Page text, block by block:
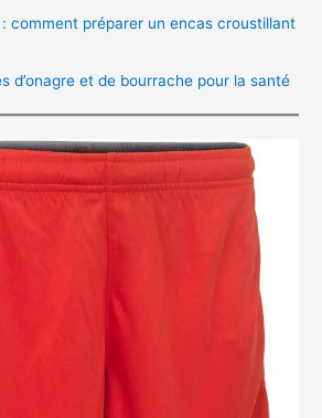
comment préparer un encas croustillant
d’onagre et de bourrache pour la santé